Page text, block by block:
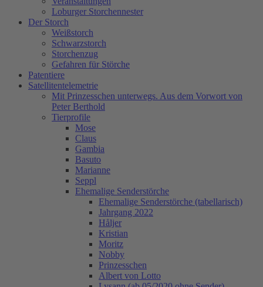
Loburger Storchennester
Der Storch
Weißstorch
Schwarzstorch
Storchenzug
Gefahren für Störche
Patentiere
Satellitentelemetrie
Mit Prinzesschen unterwegs. Aus dem Vorwort von
Peter Berthold
Tierprofile
Mose
Claus
Gambia
Basuto
Marianne
Seppl
Ehemalige Senderstörche
Ehemalige Senderstörche (tabellarisch)
Jahrgang 2022
Håljer
Kristian
Moritz
Nobby
Prinzesschen
Albert von Lotto